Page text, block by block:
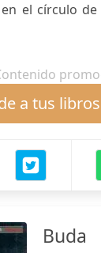
el círculo de
a tus
Buda